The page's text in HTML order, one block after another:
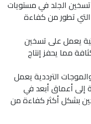
تسخين الجلد في مستويات
التي تطور من كفاءة
يعمل على تسخين
مما يحفز إنتاج
الترددية يعمل
إلى أعماق أبعد في
بشكل أكثر كفاءة من